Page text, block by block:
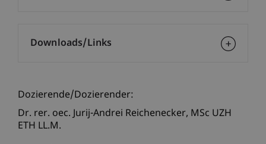
Dozierende/Dozierender:
Dr. rer. oec. Jurij-Andrei Reichenecker MSc UZH
ETH LL.M.
Downloads/Links